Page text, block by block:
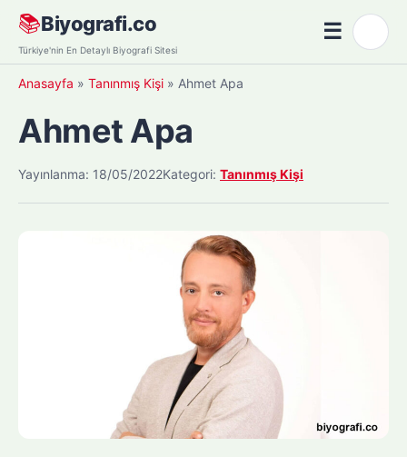
Skip
content
📚Biyografi.co
Türkiye'nin En Detaylı Biyografi Sitesi
☰Menü
Anasayfa » Tanınmış Kişi » Ahmet Apa
Ahmet Apa
Yayınlanma: 18/05/2022Kategori: Tanınmış Kişi